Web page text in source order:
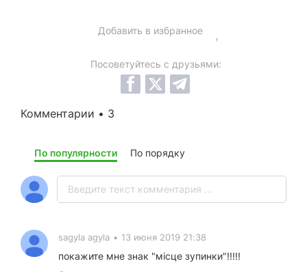
Добавить в избранное
Посоветуйтесь с друзьями:
Комментарии • 3
По популярности По порядку
sagyla agyla • 13 июня 2019 21:38
покажите мне знак "місце зупинки"!!!!!